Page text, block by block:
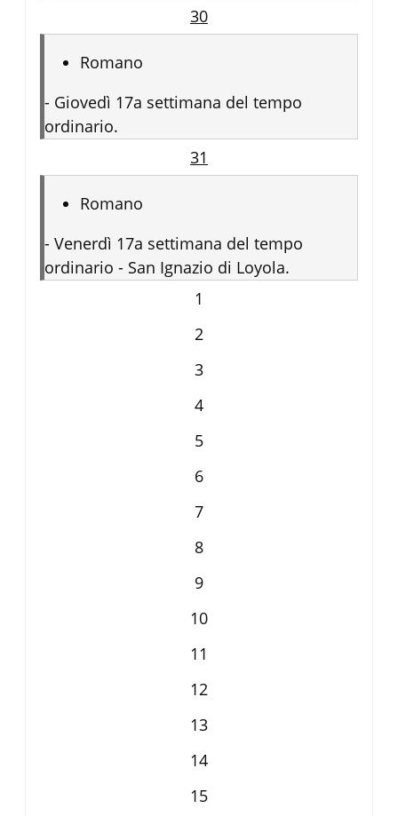
30
Romano
- Giovedì 17a settimana del tempo
ordinario.
31
Romano
- Venerdì 17a settimana del tempo
ordinario - San Ignazio di Loyola.
1
2
3
4
5
6
7
8
9
10
11
12
13
14
15